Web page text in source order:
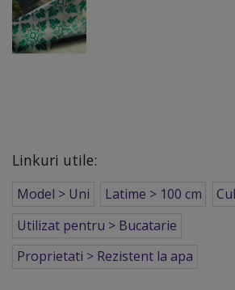
Linkuri utile:
Model > Uni Latime > 100 cm
Utilizat pentru > Bucatarie
Proprietati > Rezistent la apa